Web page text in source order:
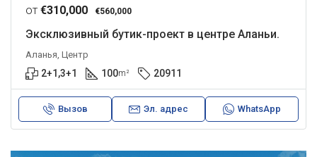
от €310,000 €560,000
Эксклюзивный бутик-проект в центре Аланьи.
Аланья, Центр
2+1,3+1 100m² 20911
Вызов Эл. адрес WhatsApp